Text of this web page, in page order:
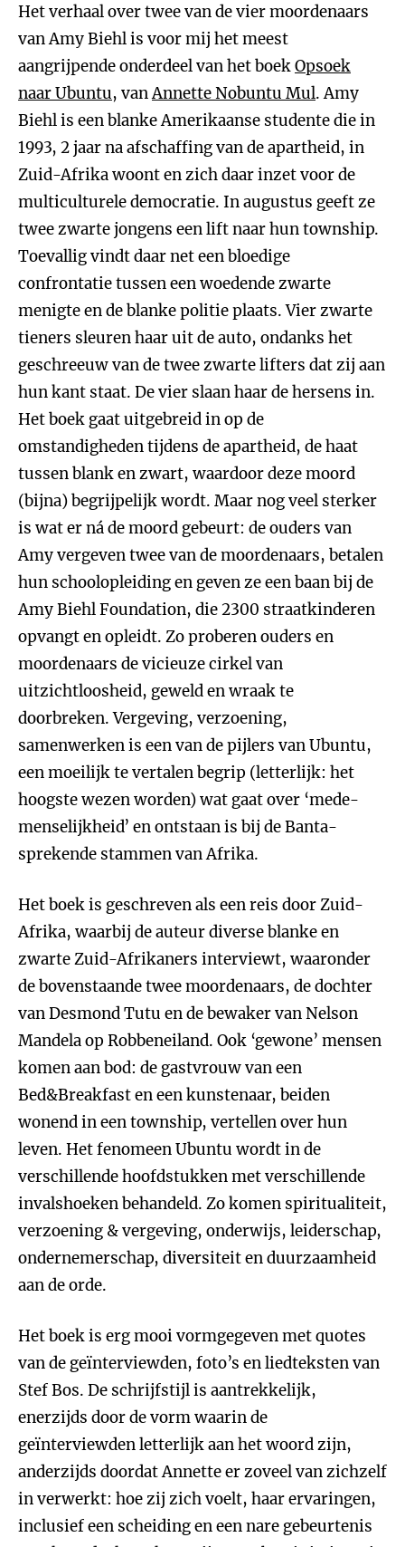
Het verhaal over twee van de vier moordenaars
van Amy Biehl is voor mij het meest
aangrijpende onderdeel van het boekOpsoek
naar Ubuntu, vanAnnette Nobuntu Mul. Amy
Biehl is een blanke Amerikaanse studente die in
1993, 2 jaar na afschaffing van de apartheid, in
Zuid-Afrika woont en zich daar inzet voor de
multiculturele democratie. In augustus geeft ze
twee zwarte jongens een lift naar hun township.
Toevallig vindt daar net een bloedige
confrontatie tussen een woedende zwarte
menigte en de blanke politie plaats. Vier zwarte
tieners sleuren haar uit de auto, ondanks het
geschreeuw van de twee zwarte lifters dat zij aan
hun kant staat. De vier slaan haar de hersens in.
Het boek gaat uitgebreid in op de
omstandigheden tijdens de apartheid, de haat
tussen blank en zwart, waardoor deze moord
(bijna) begrijpelijk wordt. Maar nog veel sterker
is wat er ná de moord gebeurt: de ouders van
Amy vergeven twee van de moordenaars, betalen
hun schoolopleiding en geven ze een baan bij de
Amy Biehl Foundation, die 2300 straatkinderen
opvangt en opleidt. Zo proberen ouders en
moordenaars de vicieuze cirkel van
uitzichtloosheid, geweld en wraak te
doorbreken. Vergeving, verzoening,
samenwerken is een van de pijlers van Ubuntu,
een moeilijk te vertalen begrip (letterlijk: het
hoogste wezen worden) wat gaat over ‘mede-
menselijkheid’ en ontstaan is bij de Banta-
sprekende stammen van Afrika.
Het boek is geschreven als een reis door Zuid-
Afrika, waarbij de auteur diverse blanke en
zwarte Zuid-Afrikaners interviewt, waaronder
de bovenstaande twee moordenaars, de dochter
van Desmond Tutu en de bewaker van Nelson
Mandela op Robbeneiland. Ook ‘gewone’ mensen
komen aan bod: de gastvrouw van een
Bed&Breakfast en een kunstenaar, beiden
wonend in een township, vertellen over hun
leven. Het fenomeen Ubuntu wordt in de
verschillende hoofdstukken met verschillende
invalshoeken behandeld. Zo komen spiritualiteit,
verzoening & vergeving, onderwijs, leiderschap,
ondernemerschap, diversiteit en duurzaamheid
aan de orde.
Het boek is erg mooi vormgegeven met quotes
van de geïnterviewden, foto’s en liedteksten van
Stef Bos. De schrijfstijl is aantrekkelijk,
enerzijds door de vorm waarin de
geïnterviewden letterlijk aan het woord zijn,
anderzijds doordat Annette er zoveel van zichzelf
in verwerkt: hoe zij zich voelt, haar ervaringen,
inclusief een scheiding en een nare gebeurtenis